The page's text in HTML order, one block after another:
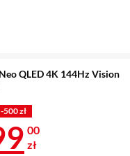
QLED 4K 144Hz Vision
-500 zł
3 799 zł
00
zł